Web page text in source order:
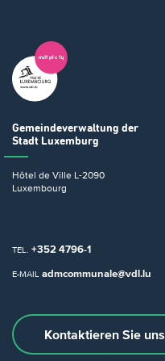
Gemeindeverwaltung der
Stadt Luxemburg
Hôtel de Ville L-2090
Luxembourg
TEL. +352 4796-1
E-MAIL admcommunale@vdl.lu
Kontaktieren Sie uns